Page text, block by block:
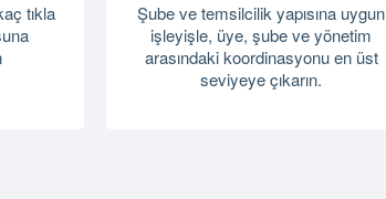
tıkla
Şube ve temsilcilik yapısına uygun
işleyişle, üye, şube ve yönetim
arasındaki koordinasyonu en üst
seviyeye çıkarın.